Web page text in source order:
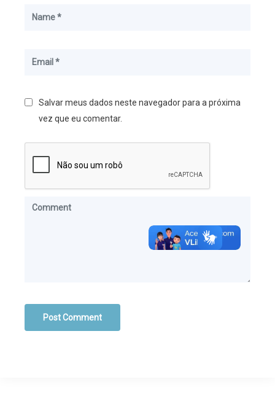
Salvar meus dados neste navegador para a próxima
vez que eu comentar.